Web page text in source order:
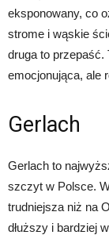
eksponowany, co
strome i wąskie
druga to przepaść.
emocjonująca, ale
Gerlach
Gerlach to
szczyt w Polsce.
trudniejsza niż na
dłuższy i bardziej